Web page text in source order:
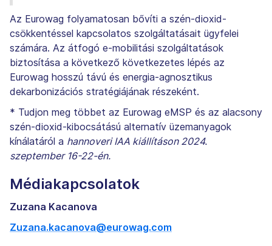
Az Eurowag folyamatosan bővíti a szén-dioxid-
csökkentéssel kapcsolatos szolgáltatásait ügyfelei
számára. Az átfogó e-mobilitási szolgáltatások
biztosítása a következő következetes lépés az
Eurowag hosszú távú és energia-agnosztikus
dekarbonizációs stratégiájának részeként.
* Tudjon meg többet az Eurowag eMSP és az alacsony
szén-dioxid-kibocsátású alternatív üzemanyagok
kínálatáról a hannoveri IAA kiállításon 2024.
szeptember 16-22-én.
Médiakapcsolatok
Zuzana Kacanova
Zuzana.kacanova@eurowag.com